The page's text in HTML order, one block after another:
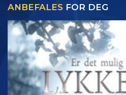
ANBEFALES FOR DEG